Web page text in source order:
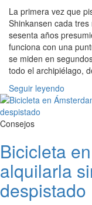
La primera vez que
Shinkansen cada
sesenta años
funciona con una
se miden en
todo el archipiélago,
Seguir leyendo
Consejos
Bicicleta
alquilarla
despistado